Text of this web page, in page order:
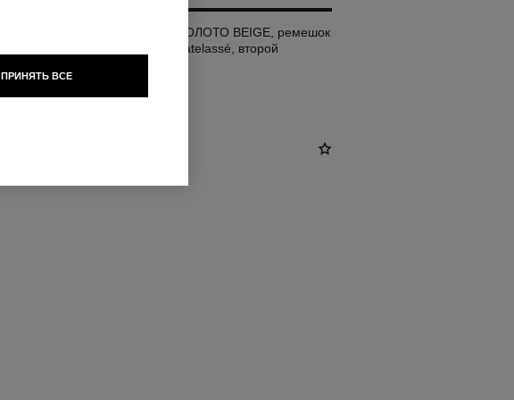
Модель большого размера, ЗОЛОТО BEIGE, ремешок
из кожи теленка с мотивом Matelassé, второй
ПРИНЯТЬ ВСЕ